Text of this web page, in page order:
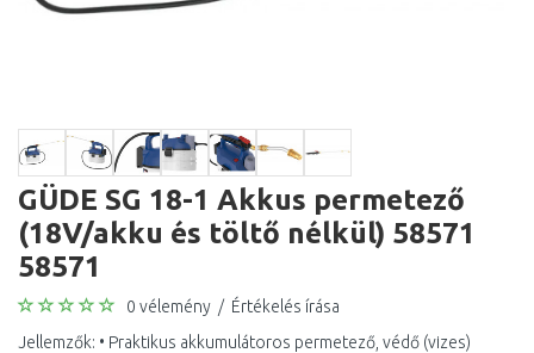
GÜDE SG 18-1 Akkus permetező
(18V/akku és töltő nélkül) 58571
58571
0 vélemény / Értékelés írása
Jellemzők: • Praktikus akkumulátoros permetező, védő (vizes)